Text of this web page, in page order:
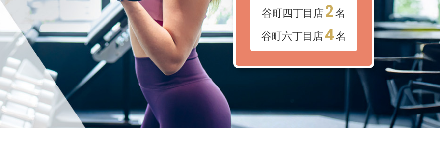
谷町四丁目店2名
谷町六丁目店4名